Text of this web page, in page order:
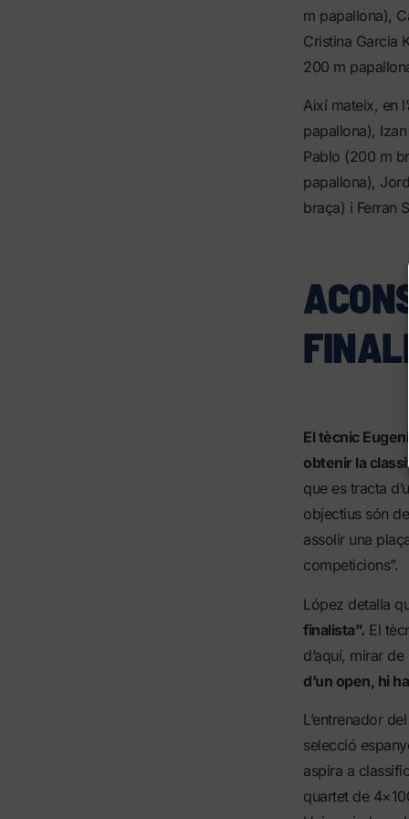
m papallona),
Cristina Garcia
200 m
Així mateix, en
papallona),
Pablo (200 m
papallona),
braça) i Ferran
El tècnic
obtenir la
que es tracta
objectius són
assolir una
competicions”.
López detalla
finalista”. El
d’aquí, mirar
d’un open, hi
L’entrenador
selecció
aspira a
quartet de